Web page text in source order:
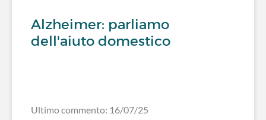
Alzheimer: parliamo
dell'aiuto domestico
Ultimo commento: 16/07/25